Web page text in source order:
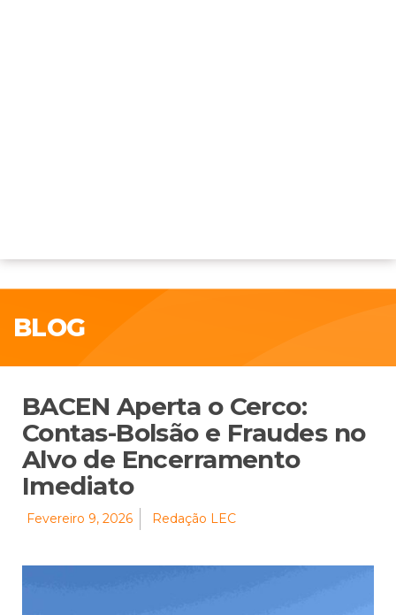
BLOG
BACEN Aperta o Cerco:
Contas-Bolsão e Fraudes no
Alvo de Encerramento
Imediato
Fevereiro 9, 2026 Redação LEC